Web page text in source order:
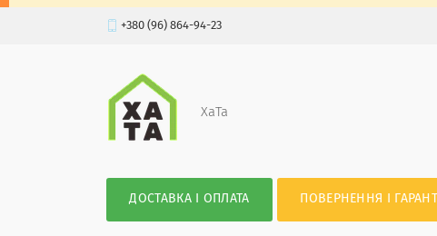
+380 (96) 864-94-23
XaTa
ДОСТАВКА І ОПЛАТА ПОВЕРНЕННЯ І